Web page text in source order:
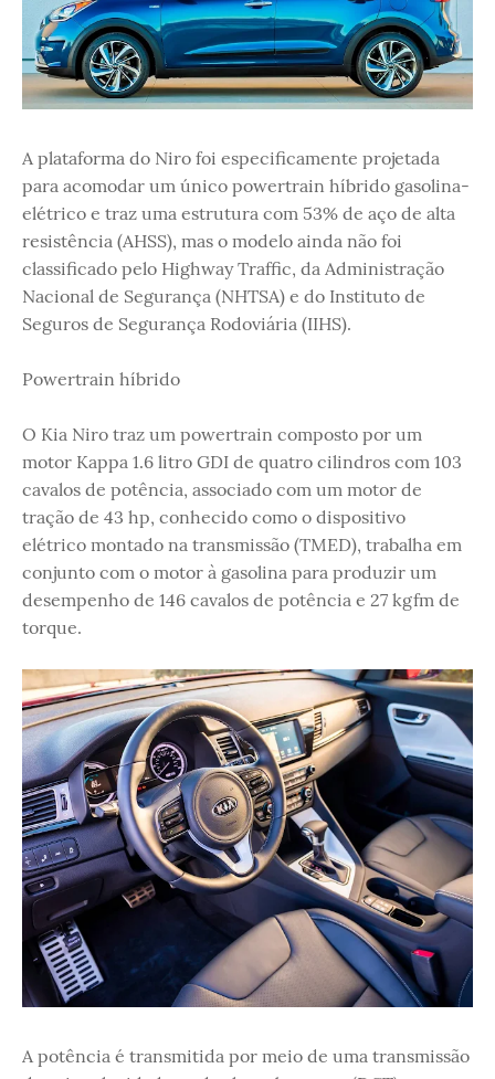
A plataforma do Niro foi especificamente projetada
para acomodar um único powertrain híbrido gasolina-
elétrico e traz uma estrutura com 53% de aço de alta
resistência (AHSS), mas o modelo ainda não foi
classificado pelo Highway Traffic, da Administração
Nacional de Segurança (NHTSA) e do Instituto de
Seguros de Segurança Rodoviária (IIHS).
Powertrain híbrido
O Kia Niro traz um powertrain composto por um
motor Kappa 1.6 litro GDI de quatro cilindros com 103
cavalos de potência, associado com um motor de
tração de 43 hp, conhecido como o dispositivo
elétrico montado na transmissão (TMED), trabalha em
conjunto com o motor à gasolina para produzir um
desempenho de 146 cavalos de potência e 27 kgfm de
torque.
A potência é transmitida por meio de uma transmissão